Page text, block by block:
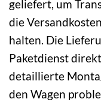
geliefert, um
die
halten. Die
Paketdienst
detaillierte
den Wagen